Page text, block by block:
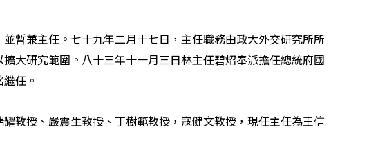
暫兼主任。七十九年二月十七日，主任職務由政大外交研究所所
大研究範圍。八十三年十一月三日林主任碧炤奉派擔任總統府國
任。
教授、嚴震生教授、丁樹範教授，寇健文教授，現任主任為王信